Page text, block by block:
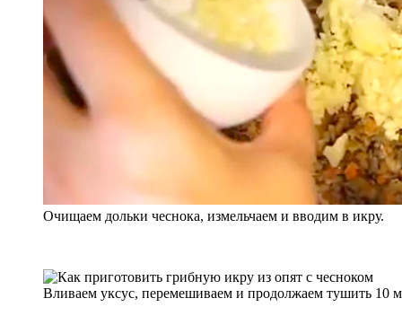
Очищаем дольки чеснока, измельчаем и вводим в икру.
Вливаем уксус, перемешиваем и продолжаем тушить 10